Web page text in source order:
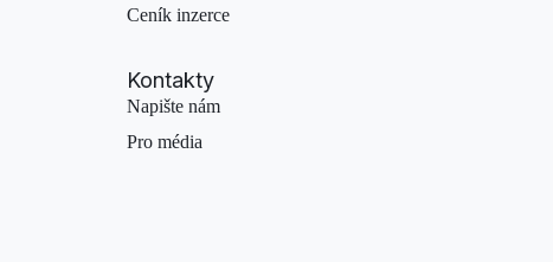
Ceník inzerce
Kontakty
Napište nám
Pro média